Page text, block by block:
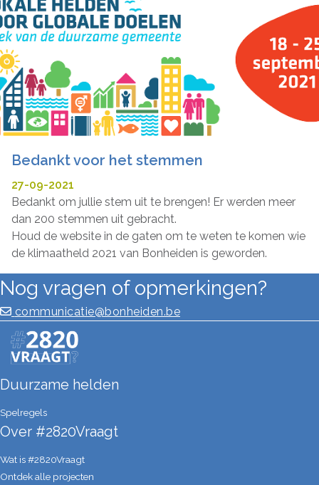
Bedankt voor het stemmen
27-09-2021
Bedankt om jullie stem uit te brengen! Er werden meer
dan 200 stemmen uit gebracht.
Houd de website in de gaten om te weten te komen wie
de klimaatheld 2021 van Bonheiden is geworden.
Nog vragen of opmerkingen?
communicatie@bonheiden.be
Duurzame helden
Spelregels
Over #2820Vraagt
Wat is #2820Vraagt
Ontdek alle projecten